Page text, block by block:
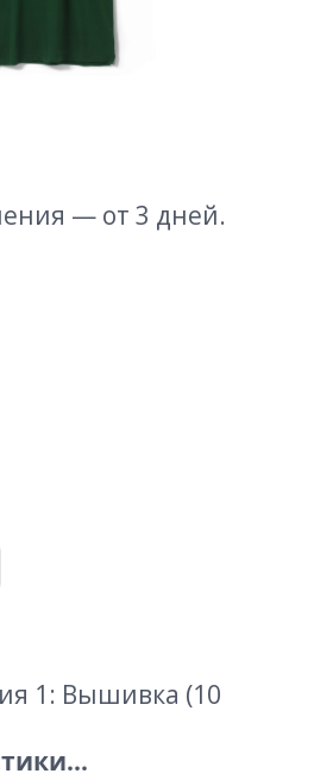
— от 3 дней.
1: Вышивка (10